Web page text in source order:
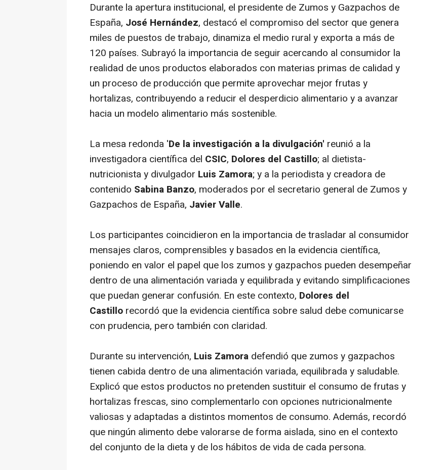
Durante la apertura institucional, el presidente de Zumos y Gazpachos de
España, José Hernández, destacó el compromiso del sector que genera
miles de puestos de trabajo, dinamiza el medio rural y exporta a más de
120 países. Subrayó la importancia de seguir acercando al consumidor la
realidad de unos productos elaborados con materias primas de calidad y
un proceso de producción que permite aprovechar mejor frutas y
hortalizas, contribuyendo a reducir el desperdicio alimentario y a avanzar
hacia un modelo alimentario más sostenible.
La mesa redonda 'De la investigación a la divulgación' reunió a la
investigadora científica del CSIC, Dolores del Castillo; al dietista-
nutricionista y divulgador Luis Zamora; y a la periodista y creadora de
contenido Sabina Banzo, moderados por el secretario general de Zumos y
Gazpachos de España, Javier Valle.
Los participantes coincidieron en la importancia de trasladar al consumidor
mensajes claros, comprensibles y basados en la evidencia científica,
poniendo en valor el papel que los zumos y gazpachos pueden desempeñar
dentro de una alimentación variada y equilibrada y evitando simplificaciones
que puedan generar confusión. En este contexto, Dolores del
Castillo recordó que la evidencia científica sobre salud debe comunicarse
con prudencia, pero también con claridad.
Durante su intervención, Luis Zamora defendió que zumos y gazpachos
tienen cabida dentro de una alimentación variada, equilibrada y saludable.
Explicó que estos productos no pretenden sustituir el consumo de frutas y
hortalizas frescas, sino complementarlo con opciones nutricionalmente
valiosas y adaptadas a distintos momentos de consumo. Además, recordó
que ningún alimento debe valorarse de forma aislada, sino en el contexto
del conjunto de la dieta y de los hábitos de vida de cada persona.